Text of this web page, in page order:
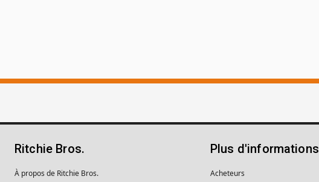
Ritchie Bros.
À propos de Ritchie Bros.
Plus d'informations
Acheteurs